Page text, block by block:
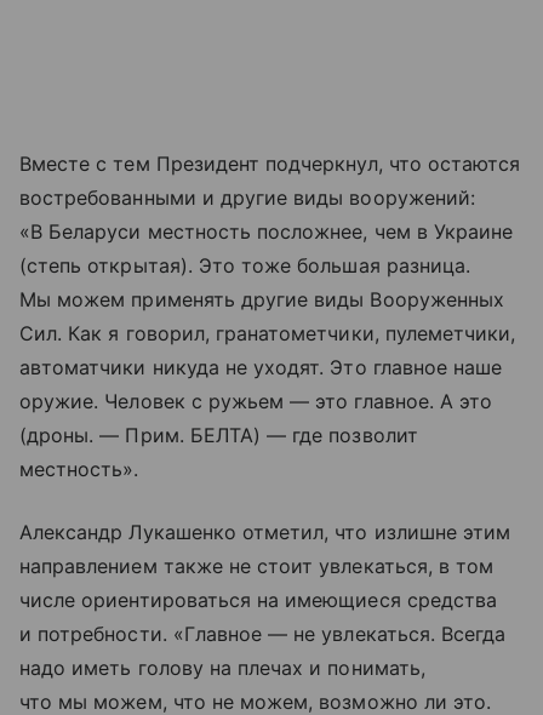
Вместе с тем Президент подчеркнул, что остаются
востребованными и другие виды вооружений:
«В Беларуси местность посложнее, чем в Украине
(степь открытая). Это тоже большая разница.
Мы можем применять другие виды Вооруженных
Сил. Как я говорил, гранатометчики, пулеметчики,
автоматчики никуда не уходят. Это главное наше
оружие. Человек с ружьем — это главное. А это
(дроны. — Прим. БЕЛТА) — где позволит
местность».
Александр Лукашенко отметил, что излишне этим
направлением также не стоит увлекаться, в том
числе ориентироваться на имеющиеся средства
и потребности. «Главное — не увлекаться. Всегда
надо иметь голову на плечах и понимать,
что мы можем, что не можем, возможно ли это.